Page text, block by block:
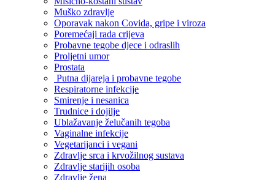
Muško zdravlje
Oporavak nakon Covida, gripe i viroza
Poremećaji rada crijeva
Probavne tegobe djece i odraslih
Proljetni umor
Prostata
Putna dijareja i probavne tegobe
Respiratorne infekcije
Smirenje i nesanica
Trudnice i dojilje
Ublažavanje želučanih tegoba
Vaginalne infekcije
Vegetarijanci i vegani
Zdravlje srca i krvožilnog sustava
Zdravlje starijih osoba
Zdravlje žena